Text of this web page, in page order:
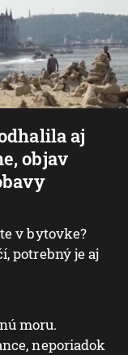
aj
objav
v bytovke?
potrebný je aj
moru.
neporiadok